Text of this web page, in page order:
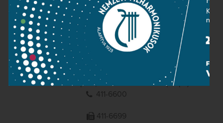
NEMZETI
FILHARMONIKUSOK
1095 Budapest, Komor Marcell u. 1. (Müpa)
411-6600
411-6699